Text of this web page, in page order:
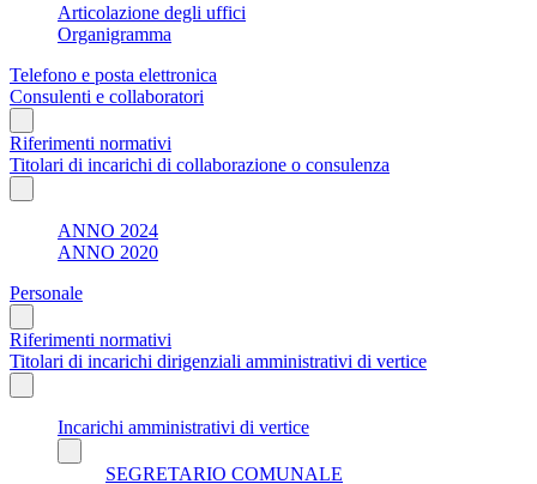
Articolazione degli uffici
Organigramma
Telefono e posta elettronica
Consulenti e collaboratori
Riferimenti normativi
Titolari di incarichi di collaborazione o consulenza
ANNO 2024
ANNO 2020
Personale
Riferimenti normativi
Titolari di incarichi dirigenziali amministrativi di vertice
Incarichi amministrativi di vertice
SEGRETARIO COMUNALE